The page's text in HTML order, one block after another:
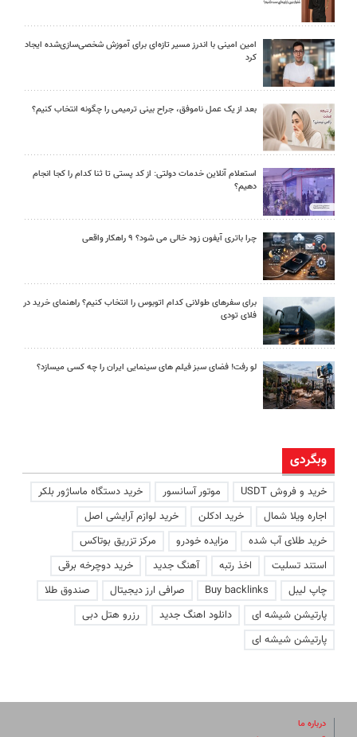
امین امینی با اندرز مسیر تازه‌ای برای آموزش شخصی‌سازی‌شده ایجاد
کرد
بعد از یک عمل ناموفق، جراح بینی ترمیمی را چگونه انتخاب کنیم؟
استعلام آنلاین خدمات دولتی: از کد پستی تا ثنا کدام را کجا انجام
دهیم؟
چرا باتری آیفون زود خالی می شود؟ ۹ راهکار واقعی
برای سفرهای طولانی کدام اتوبوس را انتخاب کنیم؟ راهنمای خرید در
فلای تودی
لو رفت! فضای سبز فیلم های سینمایی ایران را چه کسی میسازد؟
وبگردی
خرید و فروش USDT موتور آسانسور
خرید دستگاه ماساژور بلکر
اجاره ویلا شمال
خرید ادکلن
خرید لوازم آرایشی اصل
خرید طلای آب شده
مزایده خودرو
مرکز تزریق بوتاکس
استند تسلیت
اخذ رتبه آهنگ جدید
خرید دوچرخه برقی
چاپ لیبل
Buy backlinks صرافی ارز دیجیتال
صندوق طلا
پارتیشن شیشه ای
دانلود اهنگ جدید
رزرو هتل دبی
پارتیشن شیشه ای
درباره ما